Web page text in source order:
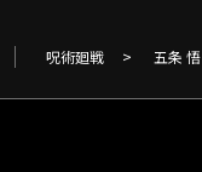
呪術廻戦 > 五条 悟